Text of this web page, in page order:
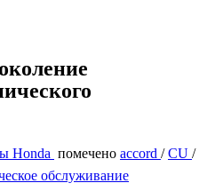
Honda помечено accord /CU /
обслуживание